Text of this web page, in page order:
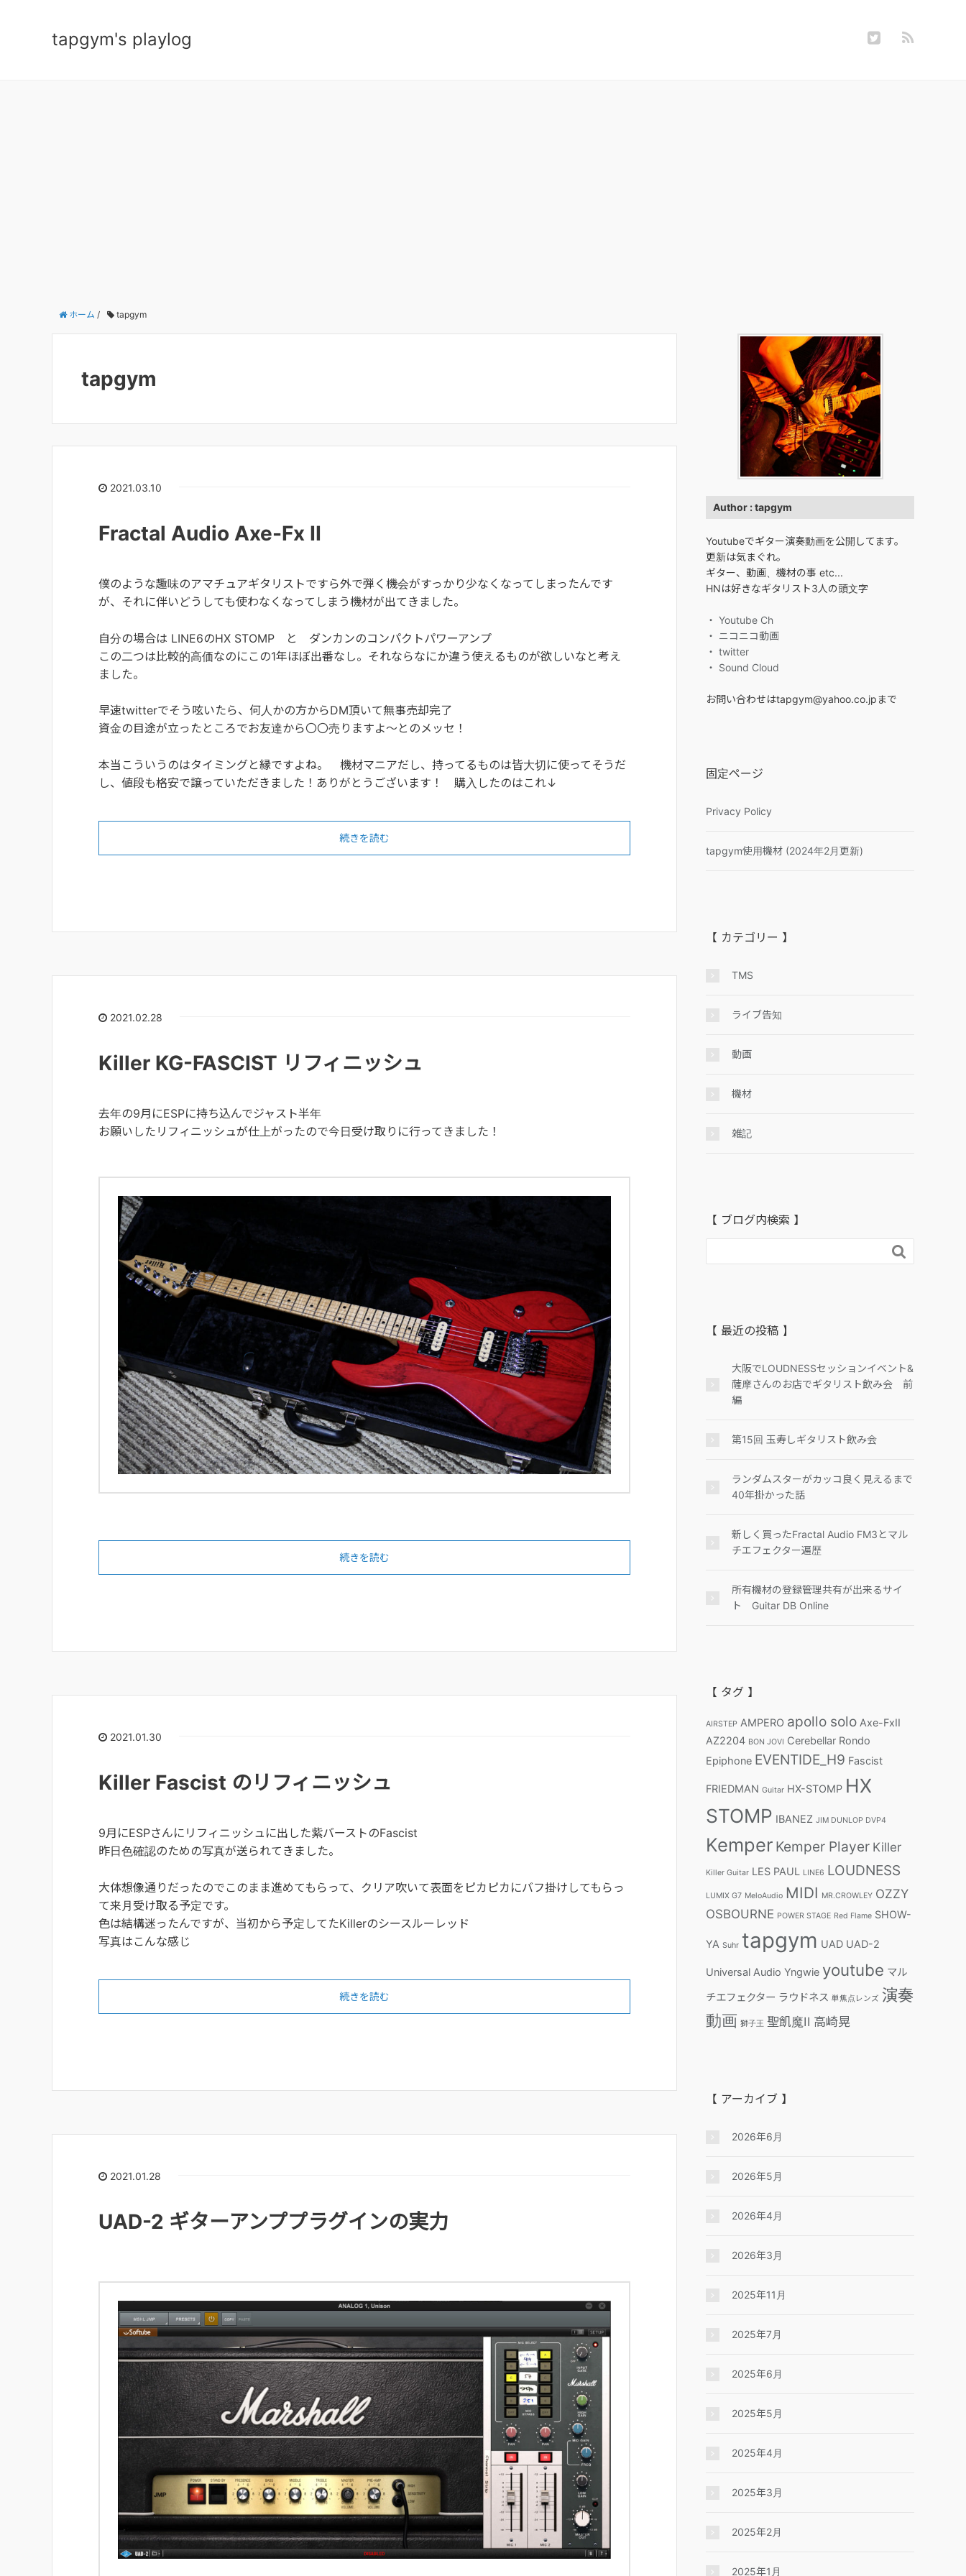
tapgym's playlog
ホーム / tapgym
tapgym
2021.03.10
Fractal Audio Axe-Fx II
僕のような趣味のアマチュアギタリストですら外で弾く機会がすっかり少なくなってしまったんです
が、それに伴いどうしても使わなくなってしまう機材が出てきました。
自分の場合は LINE6のHX STOMP と ダンカンのコンパクトパワーアンプ
この二つは比較的高価なのにこの1年ほぼ出番なし。それならなにか違う使えるものが欲しいなと考え
ました。
早速twitterでそう呟いたら、何人かの方からDM頂いて無事売却完了
資金の目途が立ったところでお友達から〇〇売りますよ～とのメッセ！
本当こういうのはタイミングと縁ですよね。 機材マニアだし、持ってるものは皆大切に使ってそうだ
し、値段も格安で譲っていただきました！ありがとうございます！ 購入したのはこれ↓
続きを読む
2021.02.28
Killer KG-FASCIST リフィニッシュ
去年の9月にESPに持ち込んでジャスト半年
お願いしたリフィニッシュが仕上がったので今日受け取りに行ってきました！
続きを読む
2021.01.30
Killer Fascist のリフィニッシュ
9月にESPさんにリフィニッシュに出した紫バーストのFascist
昨日色確認のための写真が送られてきました。
大体想像通りだったのでこのまま進めてもらって、クリア吹いて表面をピカピカにバフ掛けしてもらっ
て来月受け取る予定です。
色は結構迷ったんですが、当初から予定してたKillerのシースルーレッド
写真はこんな感じ
続きを読む
2021.01.28
UAD-2 ギターアンププラグインの実力
Author : tapgym
Youtubeでギター演奏動画を公開してます。
更新は気まぐれ。
ギター、動画、機材の事 etc...
HNは好きなギタリスト3人の頭文字
・ Youtube Ch
・ ニコニコ動画
・ twitter
・ Sound Cloud
お問い合わせはtapgym@yahoo.co.jpまで
固定ページ
Privacy Policy
tapgym使用機材 (2024年2月更新)
【 カテゴリー 】
TMS
ライブ告知
動画
機材
雑記
【 ブログ内検索 】

【 最近の投稿 】
大阪でLOUDNESSセッションイベント&
薩摩さんのお店でギタリスト飲み会 前
編
第15回 玉寿しギタリスト飲み会
ランダムスターがカッコ良く見えるまで
40年掛かった話
新しく買ったFractal Audio FM3とマル
チエフェクター遍歴
所有機材の登録管理共有が出来るサイ
ト Guitar DB Online
【 タグ 】
AIRSTEP AMPERO apollo solo Axe-FxII
AZ2204 BON JOVI Cerebellar Rondo
Epiphone EVENTIDE_H9 Fascist
FRIEDMAN Guitar HX-STOMP HX
STOMP IBANEZ JIM DUNLOP DVP4
Kemper Kemper Player Killer
Killer Guitar LES PAUL LINE6 LOUDNESS
LUMIX G7 MeloAudio MIDI MR.CROWLEY OZZY
OSBOURNE POWER STAGE Red Flame SHOW-
YA Suhr tapgym UAD UAD-2
Universal Audio Yngwie youtube マル
チエフェクター ラウドネス 単焦点レンズ 演奏
動画 獅子王 聖飢魔II 高崎晃
【 アーカイブ 】
2026年6月
2026年5月
2026年4月
2026年3月
2025年11月
2025年7月
2025年6月
2025年5月
2025年4月
2025年3月
2025年2月
2025年1月